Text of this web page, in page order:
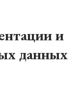
и
данных